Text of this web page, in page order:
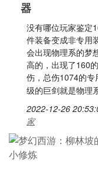
器
没有哪位玩家鉴定
件装备变成非专用
会出现物理系的梦
高的，出现了160
伤，总伤1074的
级的巨剑就是物理
2022-12-26
家